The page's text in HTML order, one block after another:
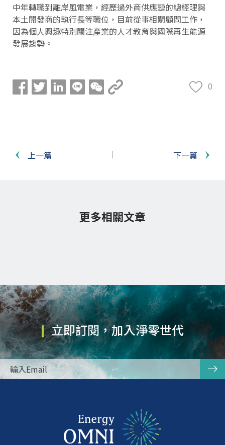
中年轉職到離岸風電業，經歷過外商供應鏈的總經理與
本土開發商的執行長等職位，目前從事相關顧問工作，
因為個人興趣特別關注產業的人才教育與國際再生能源
發展趨勢。
0
上一篇 下一篇
更多相關文章
立即訂閱，加入淨零世代